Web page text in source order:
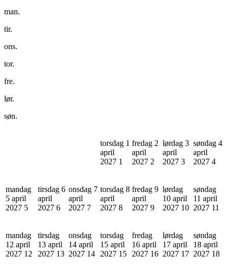
man.
tir.
ons.
tor.
fre.
lør.
søn.
torsdag 1
april
2027 1
fredag 2
april
2027 2
lørdag 3
april
2027 3
søndag 4
april
2027 4
mandag
5 april
2027 5
tirsdag 6
april
2027 6
onsdag 7
april
2027 7
torsdag 8
april
2027 8
fredag 9
april
2027 9
lørdag
10 april
2027 10
søndag
11 april
2027 11
mandag
12 april
2027 12
tirsdag
13 april
2027 13
onsdag
14 april
2027 14
torsdag
15 april
2027 15
fredag
16 april
2027 16
lørdag
17 april
2027 17
søndag
18 april
2027 18